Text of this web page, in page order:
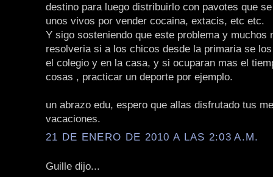
destino para luego distribuirlo con pavotes que
unos vivos por vender cocaina, extacis, etc etc.
Y sigo sosteniendo que este problema y muchos
resolveria si a los chicos desde la primaria se
el colegio y en la casa, y si ocuparan mas el
cosas , practicar un deporte por ejemplo.
un abrazo edu, espero que allas disfrutado tus
vacaciones.
21 DE ENERO DE 2010 A LAS 2:03 A.M.
Guille dijo...